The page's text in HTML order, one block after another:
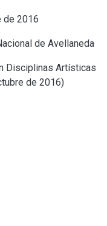
de 2016
de Avellaneda
Disciplinas Artísticas
de 2016)